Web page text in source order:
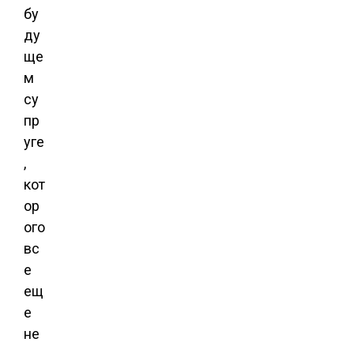
бу
ду
ще
м
су
пр
уге
,
кот
ор
ого
вс
е
ещ
е
не